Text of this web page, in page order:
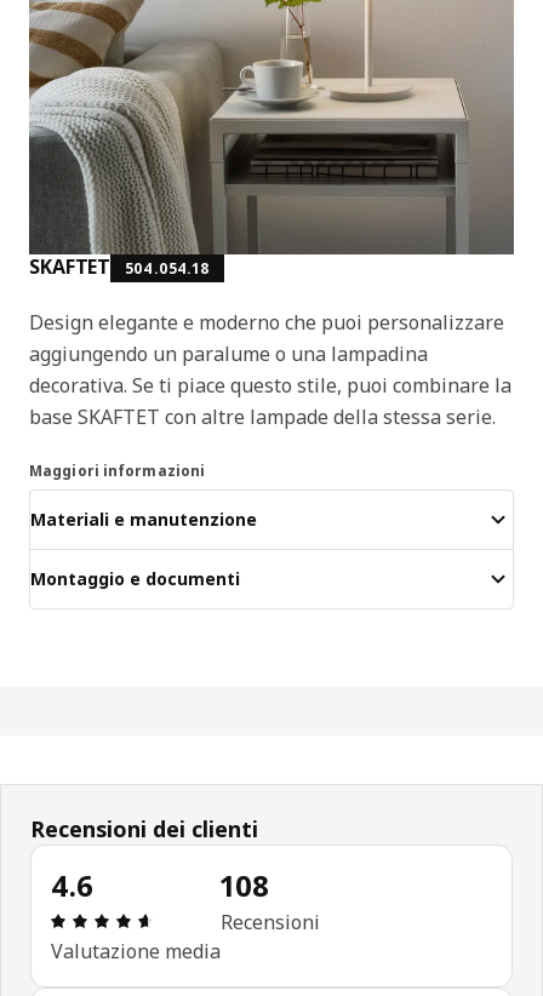
SKAFTET 504.054.18
Design elegante e moderno che puoi personalizzare
aggiungendo un paralume o una lampadina
decorativa. Se ti piace questo stile, puoi combinare la
base SKAFTET con altre lampade della stessa serie.
Maggiori informazioni
Materiali e manutenzione
Montaggio e documenti
Recensioni dei clienti
4.6
Recensione: 4.6 di 5 stelle. Recensioni totali: 108
Valutazione media
108
Recensioni